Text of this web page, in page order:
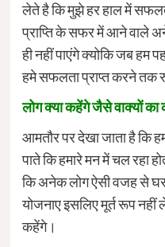
लेते है कि मुझे हर हाल में
प्राप्ति के सफर में आने वाले
ही नहीं पाएंगे क्योकि जब हम
हमे सफलता प्राप्त करने तक
लोग क्या कहेंगे जैसे वाक्यों का
आमतौर पर देखा जाता है कि
पाते कि हमारे मन में चल रहा
कि अनेक लोग ऐसी वजह से
योजनाए इसलिए मूर्त रूप नहीं
कहेंगे।